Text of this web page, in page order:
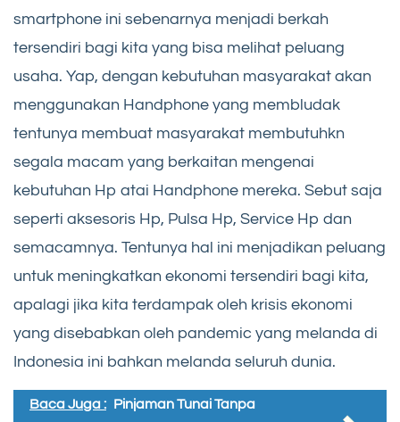
smartphone ini sebenarnya menjadi berkah
tersendiri bagi kita yang bisa melihat peluang
usaha. Yap, dengan kebutuhan masyarakat akan
menggunakan Handphone yang membludak
tentunya membuat masyarakat membutuhkn
segala macam yang berkaitan mengenai
kebutuhan Hp atai Handphone mereka. Sebut saja
seperti aksesoris Hp, Pulsa Hp, Service Hp dan
semacamnya. Tentunya hal ini menjadikan peluang
untuk meningkatkan ekonomi tersendiri bagi kita,
apalagi jika kita terdampak oleh krisis ekonomi
yang disebabkan oleh pandemic yang melanda di
Indonesia ini bahkan melanda seluruh dunia.
Baca Juga : Pinjaman Tunai Tanpa